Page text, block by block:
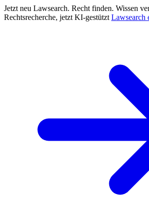
Jetzt neu Lawsearch. Recht finden. Wissen
Rechtsrecherche, jetzt KI-gestützt Lawsearch